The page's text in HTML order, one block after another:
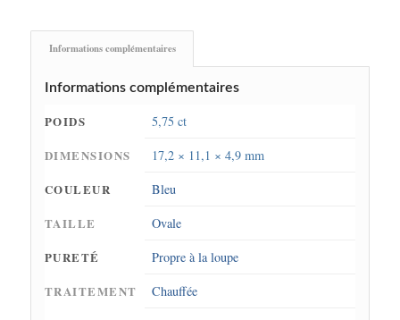
Informations complémentaires
Informations complémentaires
POIDS
5,75 ct
DIMENSIONS
17,2 × 11,1 × 4,9 mm
COULEUR
Bleu
TAILLE
Ovale
PURETÉ
Propre à la loupe
TRAITEMENT
Chauffée